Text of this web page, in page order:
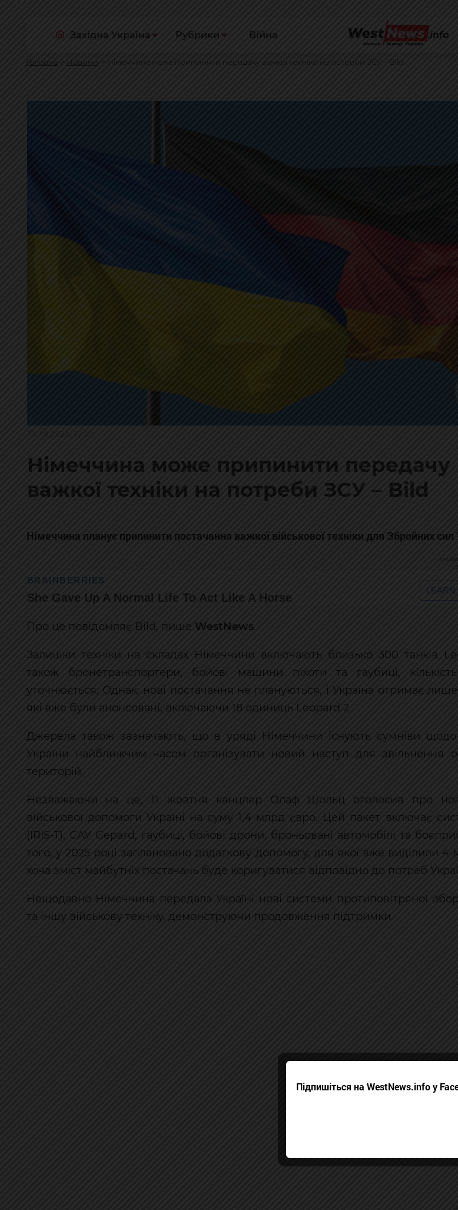
Західна Україна Рубрики Війна
Головна Новини Німеччина може припинити передачу важкої техніки на потреби ЗСУ – Bild
Німеччина може припинити передачу
важкої техніки на потреби ЗСУ – Bild
Німеччина планує припинити постачання важкої військової техніки для Збройних сил
Про це повідомляє Bild, пише WestNews.
Залишки техніки на складах Німеччини включають близько 300 танків
також бронетранспортери, бойові машини піхоти та гаубиці,
уточнюється. Однак, нові постачання не плануються, і Україна отримає лише
які вже були анонсовані, включаючи 18 одиниць Leopard 2.
Джерела також зазначають, що в уряді Німеччини існують сумніви щодо
України найближчим часом організувати новий наступ для звільнення
територій.
Незважаючи на це, 11 жовтня канцлер Олаф Шольц оголосив про
військової допомоги Україні на суму 1,4 млрд євро. Цей пакет включає
(IRIS-T), САУ Gepard, гаубиці, бойові дрони, броньовані автомобілі та
того, у 2025 році заплановано додаткову допомогу, для якої вже виділили 4
хоча зміст майбутніх постачань буде коригуватися відповідно до потреб
Нещодавно Німеччина передала Україні нові системи протиповітряної
та іншу військову техніку, демонструючи продовження підтримки.
Підпишіться на WestNews.info у